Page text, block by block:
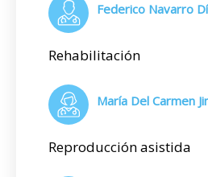
Federico Navarro
Rehabilitación
María Del Carmen
Reproducción asistida